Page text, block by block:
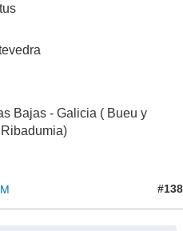
Bajas - Galicia ( Bueu y
Ribadumia)
#138